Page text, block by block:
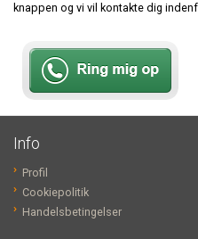
knappen og vi vil kontakte dig
Info
Profil
Cookiepolitik
Handelsbetingelser